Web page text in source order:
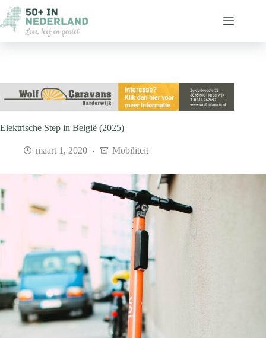
naar
de
inhoud
Elektrische Step in België (2025)
maart 1, 2020 Mobiliteit